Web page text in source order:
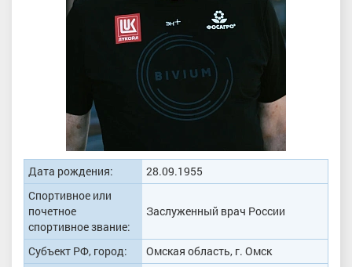
Дата рождения:
28.09.1955
Спортивное или
почетное
спортивное звание:
Заслуженный врач России
Субъект РФ, город:
Омская область, г. Омск